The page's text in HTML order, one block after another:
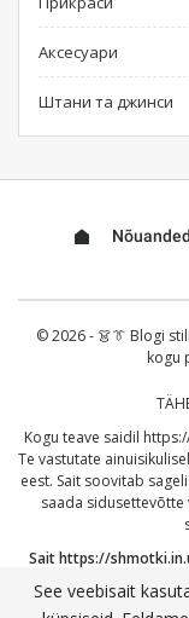
Аксесуари
Штани та джинси
Nõuanded
© 2026 - 👗👔 Blogi
kogu
Kogu teave saidil
Te vastutate
eest. Sait soovitab
saada
Saithttps://
kahjude eest, mis
väärkasutusest.
See veebisait